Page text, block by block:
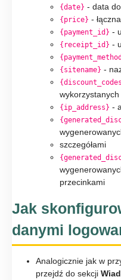
{date} - data
{price} -
{payment_id} -
{receipt_id} -
{sitename} -
{ip_address} -
szczegółami
przecinkami
Jak
danymi
Analogicznie jak w
przejdź do sekcji